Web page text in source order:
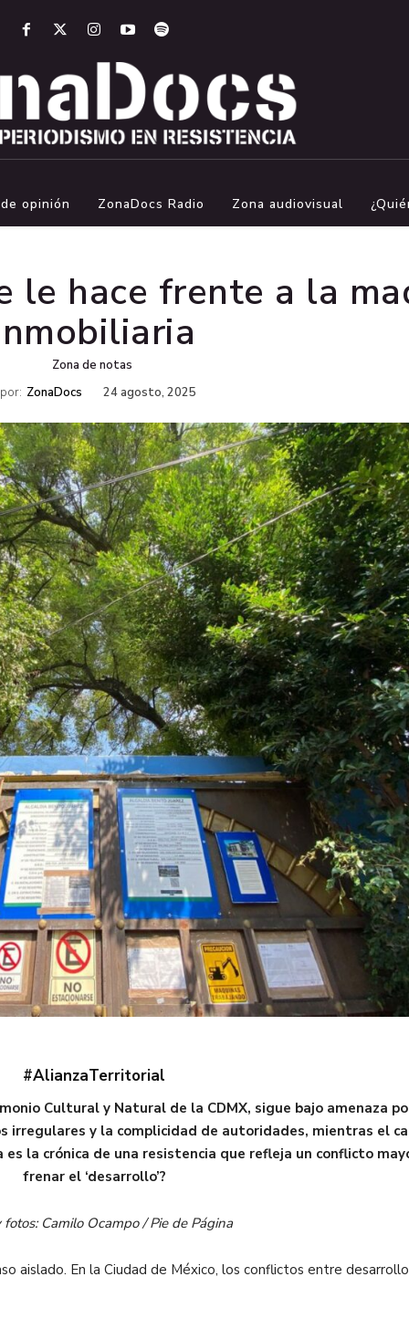
opinión ZonaDocs Radio Zona audiovisual
le hace frente a la
Zona de notas
ZonaDocs 24 agosto, 2025
#AlianzaTerritorial
Cultural y Natural de la CDMX, sigue bajo amenaza
irregulares y la complicidad de autoridades, mientras el
la crónica de una resistencia que refleja un conflicto
frenar el ‘desarrollo’?
fotos: Camilo Ocampo / Pie de Página
aislado. En la Ciudad de México, los conflictos entre